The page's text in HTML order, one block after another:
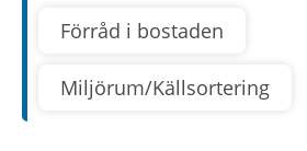
Förråd i bostaden
Miljörum/Källsortering